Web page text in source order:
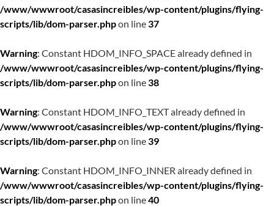
/www/wwwroot/casasincreibles/wp-content/plugins/flying-
scripts/lib/dom-parser.phpon line37
Warning: Constant HDOM_INFO_SPACE already defined in
/www/wwwroot/casasincreibles/wp-content/plugins/flying-
scripts/lib/dom-parser.phpon line38
Warning: Constant HDOM_INFO_TEXT already defined in
/www/wwwroot/casasincreibles/wp-content/plugins/flying-
scripts/lib/dom-parser.phpon line39
Warning: Constant HDOM_INFO_INNER already defined in
/www/wwwroot/casasincreibles/wp-content/plugins/flying-
scripts/lib/dom-parser.phpon line40